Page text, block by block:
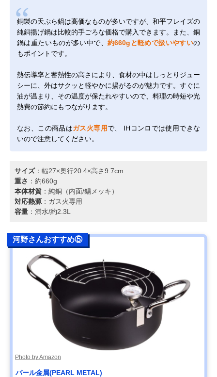
銅製の天ぷら鍋は高価なものが多いですが、和平フレイズの
純銅揚げ鍋は比較的手ごろな価格で購入できます。また、銅
鍋は重たいものが多い中で、 約660gと軽めで扱いやすいの
もポイントです。
熱伝導率と蓄熱性の高さにより、食材の中はしっとりジュー
シーに、外はサクッと軽やかに揚がるのが魅力です。すぐに
油が温まり、その温度が保たれやすいので、料理の時短や光
熱費の節約にもつながります。
なお、この商品はガス火専用で、 IHコンロでは使用できな
いので注意してください。
サイズ：幅27×奥行20.4×高さ9.7cm
重さ ：約660g
本体材質 ：純銅（内面/錫メッキ）
対応熱源 ：ガス火専用
容量 ：満水/約2.3L
河野さんおすすめ⑤
Photo by Amazon
パール金属(PEARL METAL)